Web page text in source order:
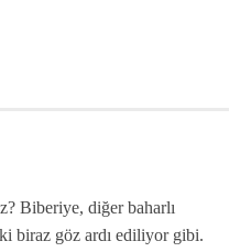
Biberiye, diğer baharlı
biraz göz ardı ediliyor gibi.